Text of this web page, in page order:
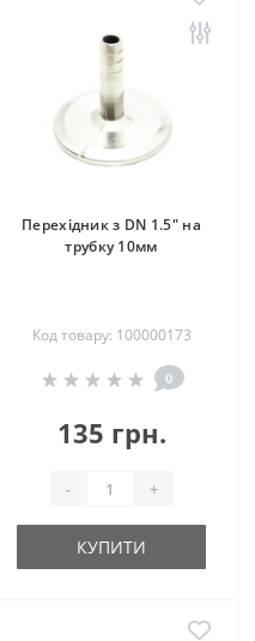
Перехідник з DN 1.5" на
трубку 10мм
Код товару: 100000173
0
135 грн.
- +
КУПИТИ